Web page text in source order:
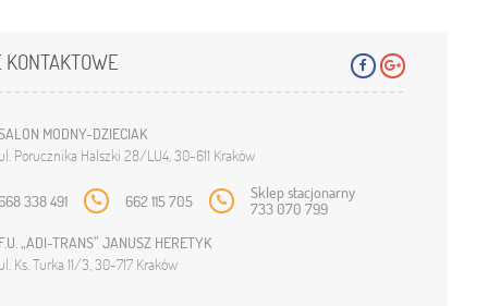
KONTAKTOWE
MODNY-DZIECIAK
ul. Porucznika Halszki 28/LU4, 30-611 Kraków
668 338 491 662 115 705 Sklep stacjonarny
733 070 799
F.U. „ADI-TRANS” JANUSZ HERETYK
ul. Ks. Turka 11/3, 30-717 Kraków